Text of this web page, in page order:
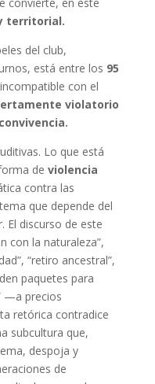
territorial.
del club,
está entre los 95
con el
violatorio
Lo que está
de violencia
contra las
que depende del
El discurso de este
con la naturaleza”,
“retiro ancestral”,
paquetes para
—a precios
retórica contradice
subcultura que,
despoja y
de